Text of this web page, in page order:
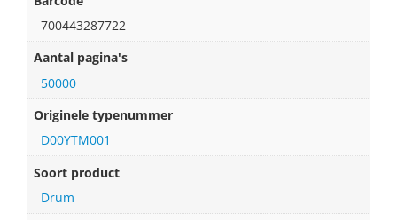
700443287722
Aantal pagina's
50000
Originele typenummer
D00YTM001
Soort product
Drum